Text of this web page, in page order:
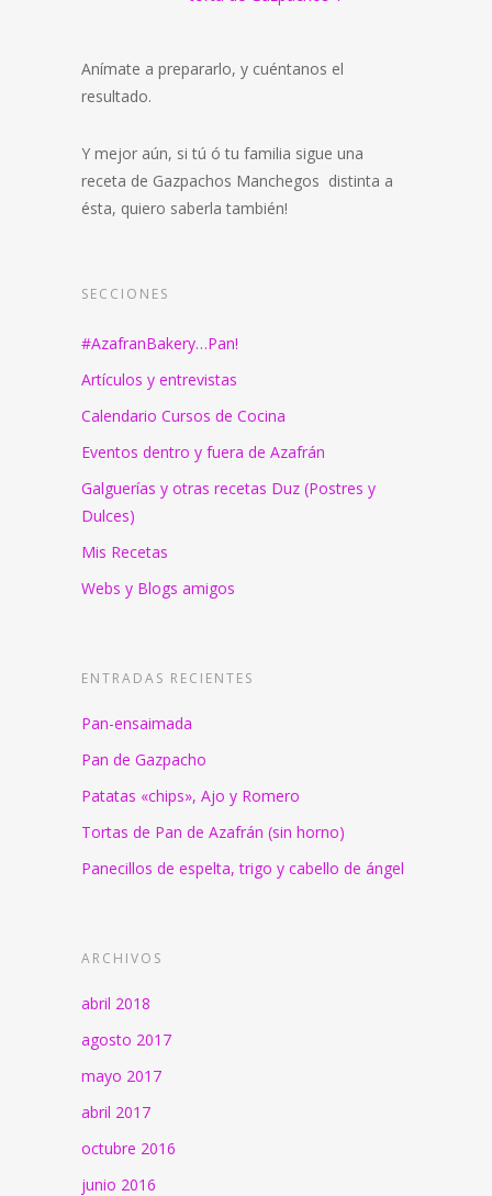
Anímate a prepararlo, y cuéntanos el
resultado.
Y mejor aún, si tú ó tu familia sigue una
receta de Gazpachos Manchegos distinta a
ésta, quiero saberla también!
SECCIONES
#AzafranBakery…Pan!
Artículos y entrevistas
Calendario Cursos de Cocina
Eventos dentro y fuera de Azafrán
Galguerías y otras recetas Duz (Postres y
Dulces)
Mis Recetas
Webs y Blogs amigos
ENTRADAS RECIENTES
Pan-ensaimada
Pan de Gazpacho
Patatas «chips», Ajo y Romero
Tortas de Pan de Azafrán (sin horno)
Panecillos de espelta, trigo y cabello de ángel
ARCHIVOS
abril 2018
agosto 2017
mayo 2017
abril 2017
octubre 2016
junio 2016